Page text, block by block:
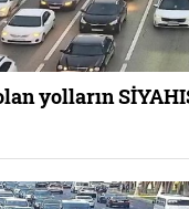
yolların